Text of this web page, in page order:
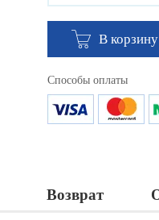
В корзину
Способы оплаты
Возврат